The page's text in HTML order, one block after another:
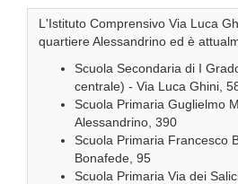
L'Istituto Comprensivo Via Luca
quartiere Alessandrino ed è
Scuola Secondaria di I
centrale) - Via Luca Ghini,
Scuola Primaria Guglielmo
Alessandrino, 390
Scuola Primaria Francesco
Bonafede, 95
Scuola Primaria Via dei